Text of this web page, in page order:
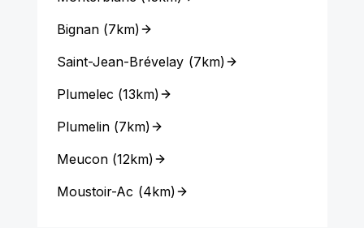
Bignan(7km)
Saint-Jean-Brévelay (7km)
Plumelec (13km)
Plumelin(7km)
Meucon(12km)
Moustoir-Ac (4km)